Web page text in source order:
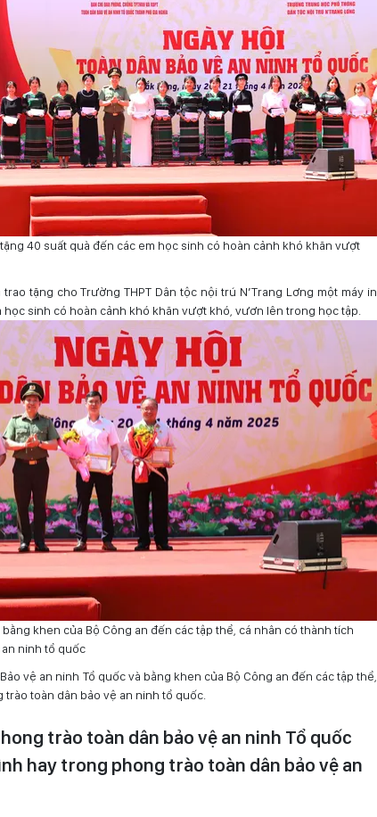
40 suất quà đến các em học sinh có hoàn cảnh khó khăn vượt
tặng cho Trường THPT Dân tộc nội trú N’Trang Lơng một máy in
sinh có hoàn cảnh khó khăn vượt khó, vươn lên trong học tập.
khen của Bộ Công an đến các tập thể, cá nhân có thành tích
ninh tổ quốc
vệ an ninh Tổ quốc và bằng khen của Bộ Công an đến các tập thể,
toàn dân bảo vệ an ninh tổ quốc.
trào toàn dân bảo vệ an ninh Tổ quốc
hay trong phong trào toàn dân bảo vệ an